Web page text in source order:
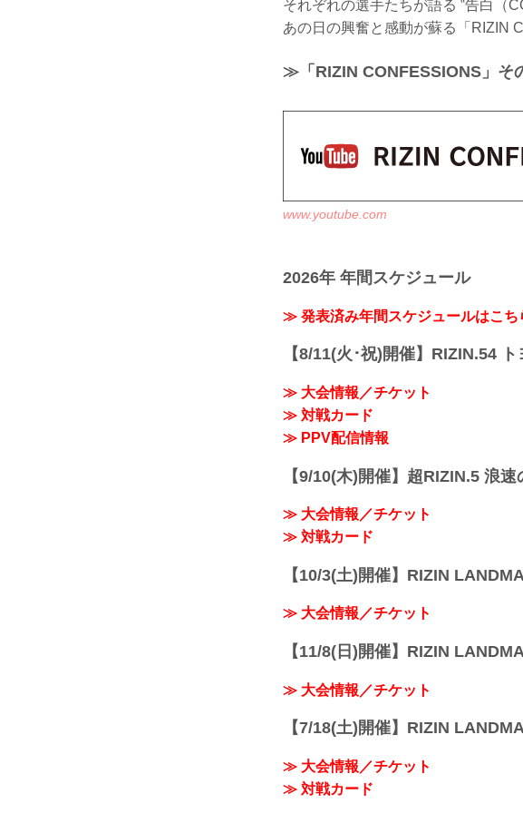
それぞれの選手たちが語る ‟告白（
あの日の興奮と感動が蘇る「RIZIN
≫「RIZIN CONFESSIONS」そ
www.youtube.com
2026年 年間スケジュール
≫ 発表済み年間スケジュールはこち
【8/11(火･祝)開催】RIZIN.54
≫ 大会情報／チケット
≫ 対戦カード
≫ PPV配信情報
【9/10(木)開催】超RIZIN.5 浪速
≫ 大会情報／チケット
≫ 対戦カード
【10/3(土)開催】RIZIN
≫ 大会情報／チケット
【11/8(日)開催】RIZIN
≫ 大会情報／チケット
【7/18(土)開催】RIZIN
≫ 大会情報／チケット
≫ 対戦カード